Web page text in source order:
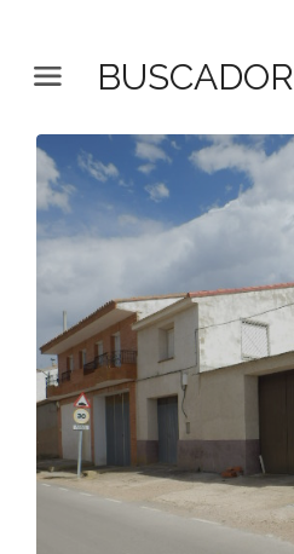
BUSCADOR